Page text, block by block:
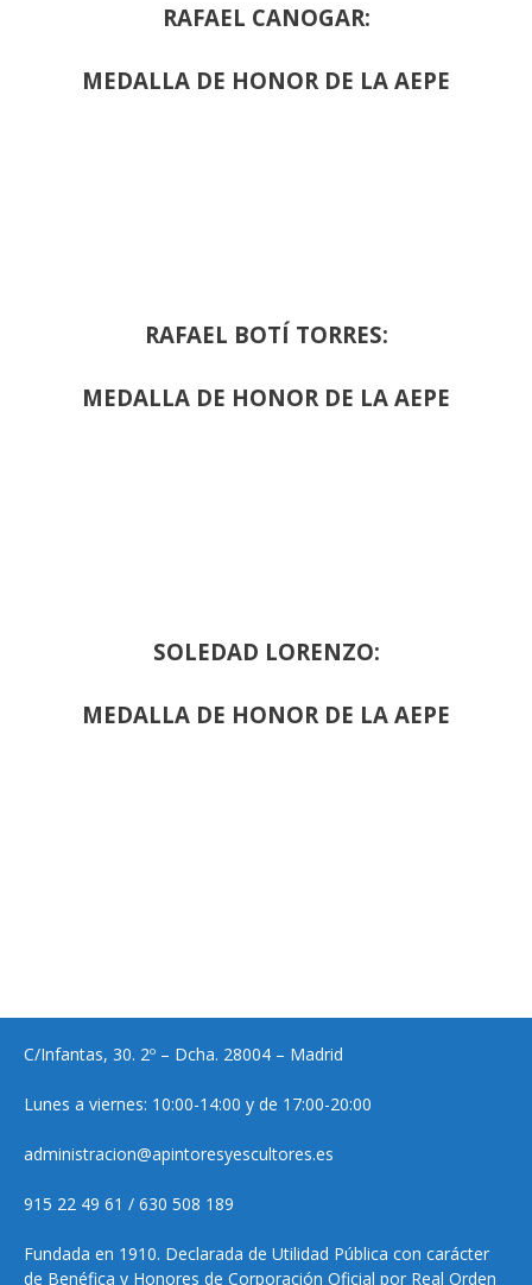
RAFAEL CANOGAR:
MEDALLA DE HONOR DE LA AEPE
RAFAEL BOTÍ TORRES:
MEDALLA DE HONOR DE LA AEPE
SOLEDAD LORENZO:
MEDALLA DE HONOR DE LA AEPE
C/Infantas, 30. 2º – Dcha. 28004 – Madrid
Lunes a viernes: 10:00-14:00 y de 17:00-20:00
administracion@apintoresyescultores.es
915 22 49 61 / 630 508 189
Fundada en 1910. Declarada de Utilidad Pública con carácter
de Benéfica y Honores de Corporación Oficial por Real Orden